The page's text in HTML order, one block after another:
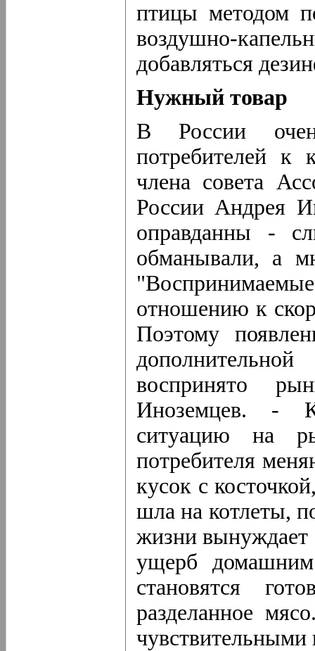
птицы методом
воздушно-
добавляться
Нужный товар
В России
потребителей к
члена совета
России Андрея
оправданны -
обманывали, а
отношению к
Поэтому
воспринято
Иноземцев. -
ситуацию на
потребителя
кусок с
шла на котлеты,
жизни вынуждает
ущерб домашним
становятся
разделанное
чувствительными